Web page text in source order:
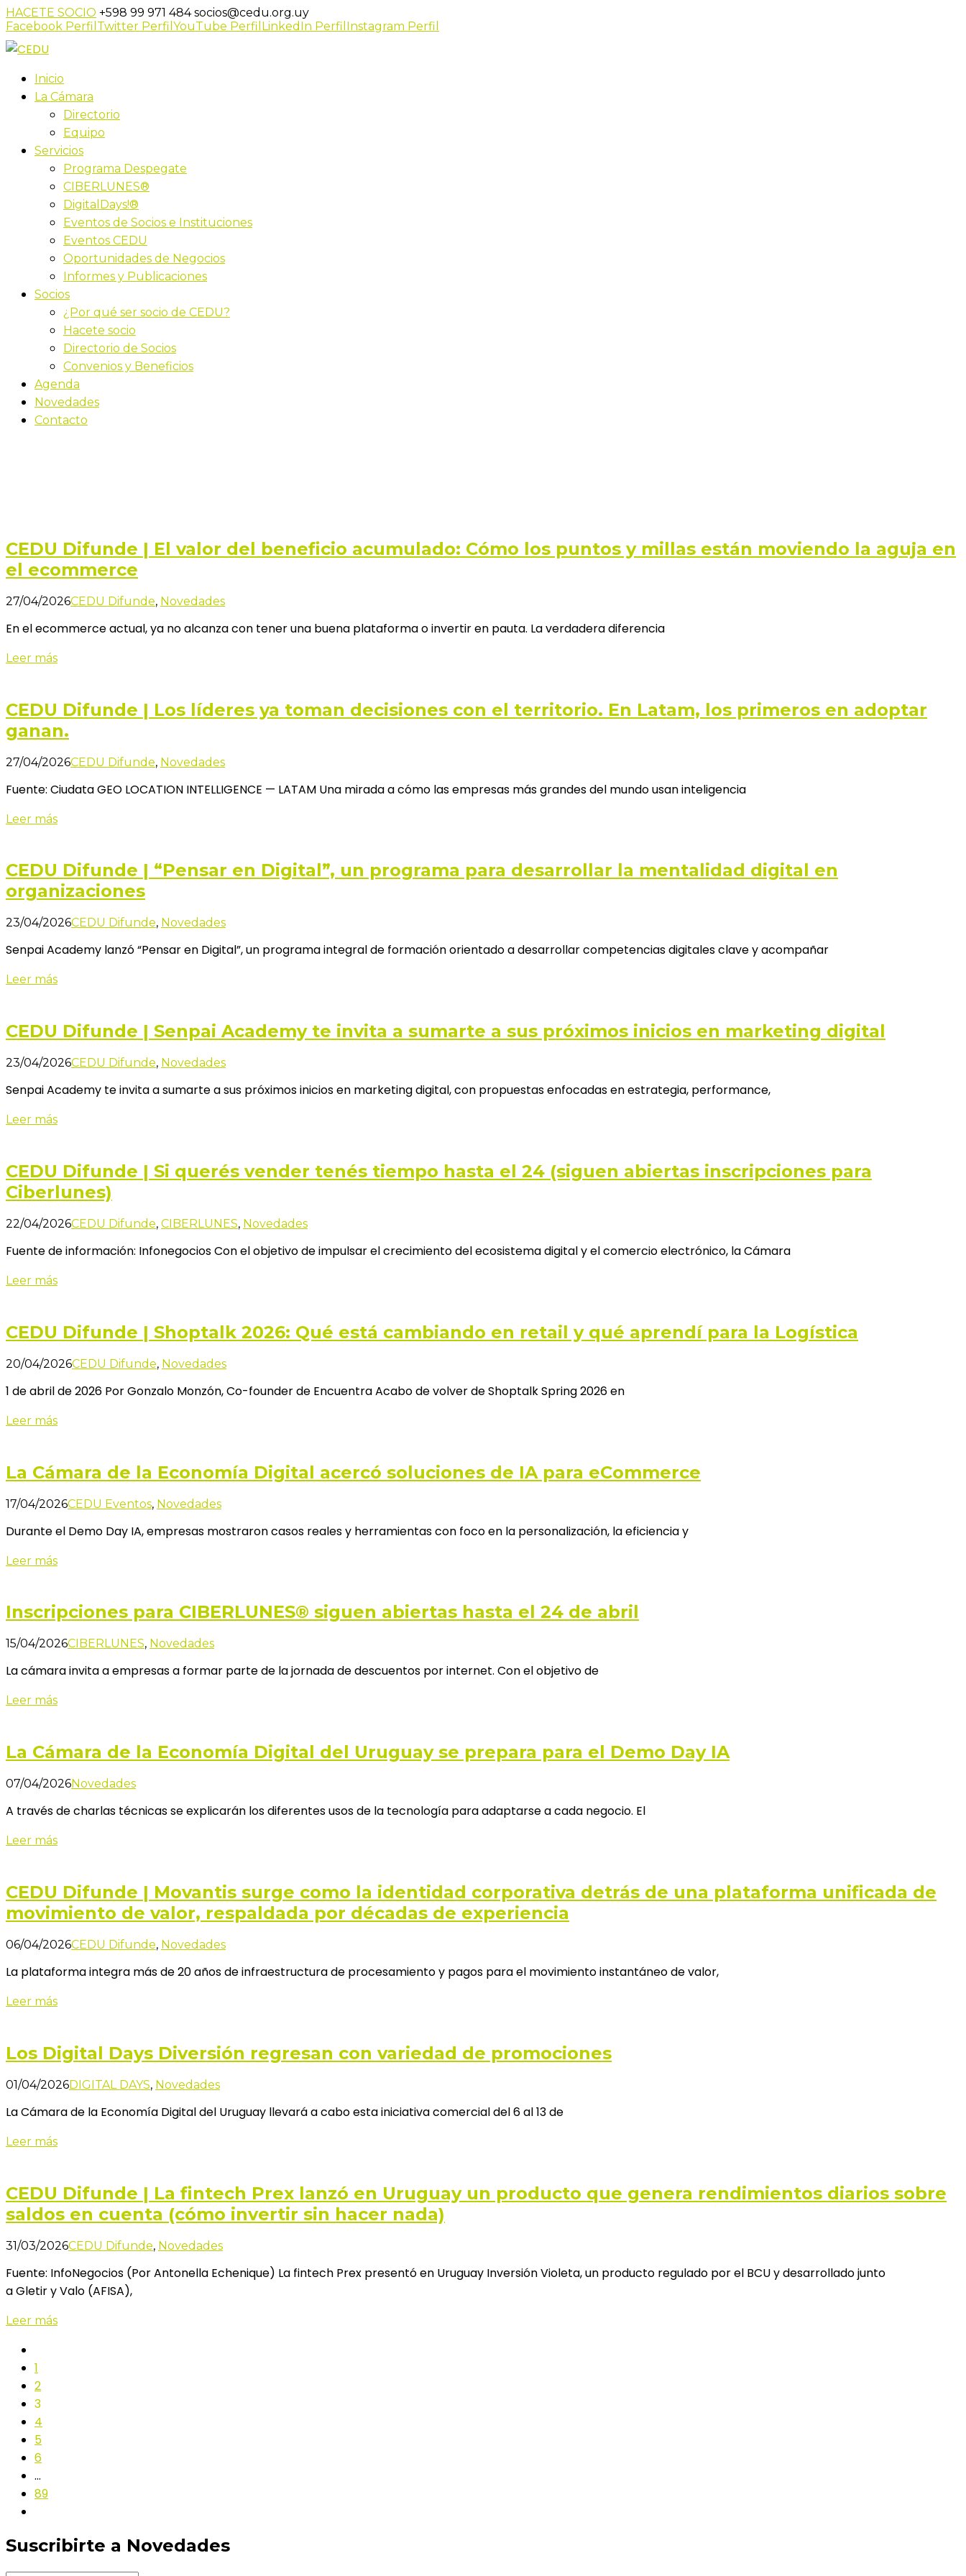
HACETE SOCIO +598 99 971 484socios@cedu.org.uy
Facebook Perfil Twitter Perfil YouTube Perfil LinkedIn Perfil Instagram Perfil
Inicio
La Cámara
Directorio
Equipo
Servicios
Programa Despegate
CIBERLUNES®
DigitalDays!®
Eventos de Socios e Instituciones
Eventos CEDU
Oportunidades de Negocios
Informes y Publicaciones
Socios
¿Por qué ser socio de CEDU?
Hacete socio
Directorio de Socios
Convenios y Beneficios
Agenda
Novedades
Contacto
CEDU Difunde | El valor del beneficio acumulado: Cómo los puntos y millas están moviendo la aguja en
el ecommerce
27/04/2026CEDU Difunde, Novedades
En el ecommerce actual, ya no alcanza con tener una buena plataforma o invertir en pauta. La verdadera diferencia
Leer más
CEDU Difunde | Los líderes ya toman decisiones con el territorio. En Latam, los primeros en adoptar
ganan.
27/04/2026CEDU Difunde, Novedades
Fuente: Ciudata GEO LOCATION INTELLIGENCE — LATAM Una mirada a cómo las empresas más grandes del mundo usan inteligencia
Leer más
CEDU Difunde | “Pensar en Digital”, un programa para desarrollar la mentalidad digital en
organizaciones
23/04/2026CEDU Difunde, Novedades
Senpai Academy lanzó “Pensar en Digital”, un programa integral de formación orientado a desarrollar competencias digitales clave y acompañar
Leer más
CEDU Difunde | Senpai Academy te invita a sumarte a sus próximos inicios en marketing digital
23/04/2026CEDU Difunde, Novedades
Senpai Academy te invita a sumarte a sus próximos inicios en marketing digital, con propuestas enfocadas en estrategia, performance,
Leer más
CEDU Difunde | Si querés vender tenés tiempo hasta el 24 (siguen abiertas inscripciones para
Ciberlunes)
22/04/2026CEDU Difunde, CIBERLUNES, Novedades
Fuente de información: Infonegocios Con el objetivo de impulsar el crecimiento del ecosistema digital y el comercio electrónico, la Cámara
Leer más
CEDU Difunde | Shoptalk 2026: Qué está cambiando en retail y qué aprendí para la Logística
20/04/2026CEDU Difunde, Novedades
1 de abril de 2026 Por Gonzalo Monzón, Co-founder de Encuentra Acabo de volver de Shoptalk Spring 2026 en
Leer más
La Cámara de la Economía Digital acercó soluciones de IA para eCommerce
17/04/2026CEDU Eventos, Novedades
Durante el Demo Day IA, empresas mostraron casos reales y herramientas con foco en la personalización, la eficiencia y
Leer más
Inscripciones para CIBERLUNES® siguen abiertas hasta el 24 de abril
15/04/2026CIBERLUNES, Novedades
La cámara invita a empresas a formar parte de la jornada de descuentos por internet. Con el objetivo de
Leer más
La Cámara de la Economía Digital del Uruguay se prepara para el Demo Day IA
07/04/2026Novedades
A través de charlas técnicas se explicarán los diferentes usos de la tecnología para adaptarse a cada negocio. El
Leer más
CEDU Difunde | Movantis surge como la identidad corporativa detrás de una plataforma unificada de
movimiento de valor, respaldada por décadas de experiencia
06/04/2026CEDU Difunde, Novedades
La plataforma integra más de 20 años de infraestructura de procesamiento y pagos para el movimiento instantáneo de valor,
Leer más
Los Digital Days Diversión regresan con variedad de promociones
01/04/2026DIGITAL DAYS, Novedades
La Cámara de la Economía Digital del Uruguay llevará a cabo esta iniciativa comercial del 6 al 13 de
Leer más
CEDU Difunde | La fintech Prex lanzó en Uruguay un producto que genera rendimientos diarios sobre
saldos en cuenta (cómo invertir sin hacer nada)
31/03/2026CEDU Difunde, Novedades
Fuente: InfoNegocios (Por Antonella Echenique) La fintech Prex presentó en Uruguay Inversión Violeta, un producto regulado por el BCU y desarrollado junto
a Gletir y Valo (AFISA),
Leer más
1
2
3
4
5
6
…
89
Suscribirte a Novedades